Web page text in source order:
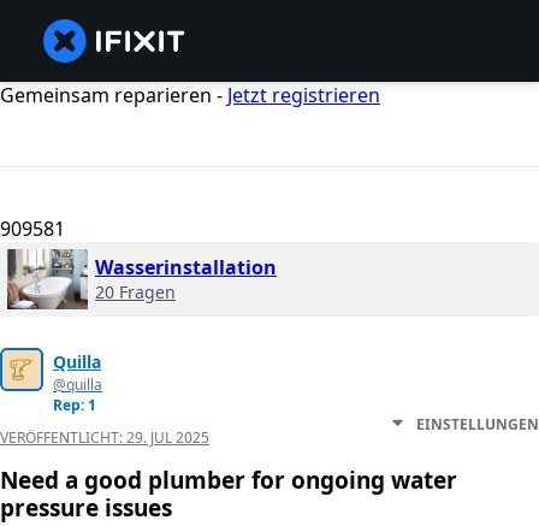
Gemeinsam reparieren - Jetzt registrieren
909581
Wasserinstallation
20 Fragen
Quilla
@quilla
Rep: 1
VERÖFFENTLICHT:29. JUL 2025
EINSTELLUNGEN
Need a good plumber for ongoing water
pressure issues